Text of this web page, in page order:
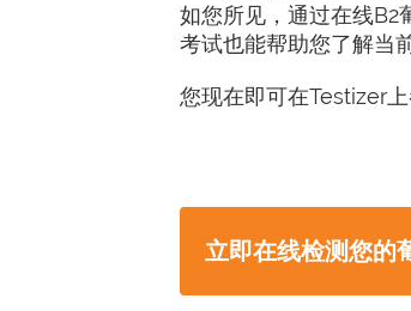
如您所见，通过在线B2
考试也能帮助您了解当
您现在即可在Testizer
立即在线检测您的